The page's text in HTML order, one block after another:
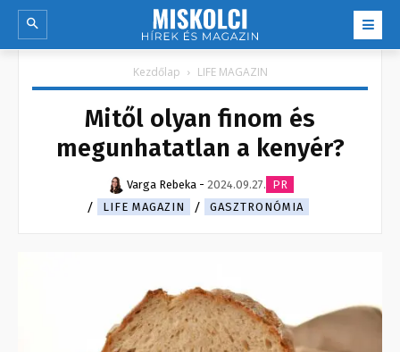
Kezdőlap LIFE MAGAZIN
Mitől olyan finom és
megunhatatlan a kenyér?
Varga Rebeka - 2024.09.27. PR
LIFE MAGAZIN
GASZTRONÓMIA